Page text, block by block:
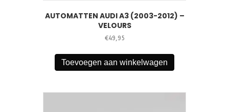
AUTOMATTEN AUDI A3 (2003-2012) –
VELOURS
€49,95
Toevoegen aan winkelwagen